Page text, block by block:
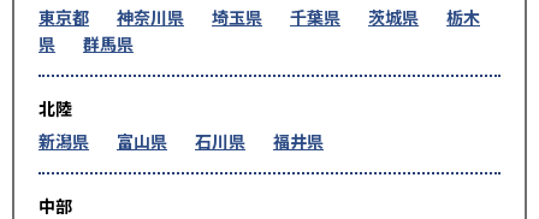
東京都
神奈川県 埼玉県 千葉県 茨城県
栃木
県
群馬県
北陸
新潟県
富山県 石川県 福井県
中部